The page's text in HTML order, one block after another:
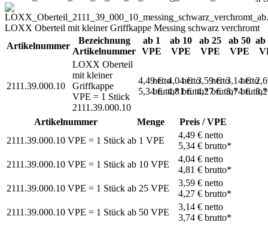
LOXX Oberteil mit kleiner Griffkappe Messing schwarz verchromt
Artikelnummer
Bezeichnung
Artikelnummer
ab 1
VPE
ab 10
VPE
ab 25
VPE
ab 50
VPE
ab
2111.39.000.10
LOXX Oberteil
mit kleiner
Griffkappe
VPE = 1 Stück
2111.39.000.10
4,49 €
netto
5,34 €brutto*
4,04 €
netto
4,81 €brutto*
3,59 €
netto
4,27 €brutto*
3,14 €
netto
3,74 €brutto*
Artikelnummer Menge
Preis / VPE
2111.39.000.10 VPE = 1 Stück ab 1 VPE
4,49 €netto
5,34 €brutto*
2111.39.000.10 VPE = 1 Stück ab 10 VPE
4,04 €netto
4,81 €brutto*
2111.39.000.10 VPE = 1 Stück ab 25 VPE
3,59 €netto
4,27 €brutto*
2111.39.000.10 VPE = 1 Stück ab 50 VPE
3,14 €netto
3,74 €brutto*